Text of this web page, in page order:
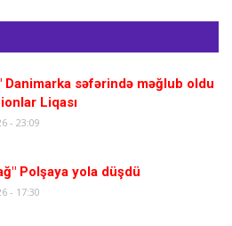
Danimarka səfərində məğlub oldu
Liqası
- 23:09
Polşaya yola düşdü
- 17:30